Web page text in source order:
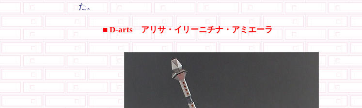
た。
■ D-arts アリサ・イリーニチナ・アミエーラ